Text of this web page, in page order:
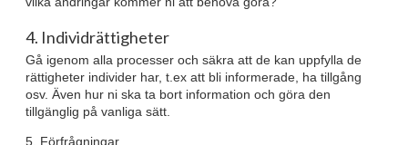
4. Individrättigheter
Gå igenom alla processer och säkra att de kan uppfylla de
rättigheter individer har, t.ex att bli informerade, ha tillgång
osv. Även hur ni ska ta bort information och göra den
tillgänglig på vanliga sätt.
5. Förfrågningar